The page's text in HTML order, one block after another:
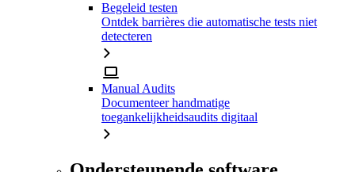
Begeleid testen
Ontdek barrières die automatische tests niet
detecteren
Manual Audits
Documenteer handmatige
toegankelijkheidsaudits digitaal